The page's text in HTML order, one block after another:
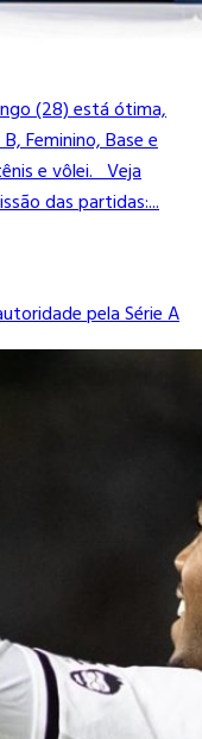
(28) está ótima,
Feminino, Base e
e vôlei. Veja
das partidas:...
pela Série A